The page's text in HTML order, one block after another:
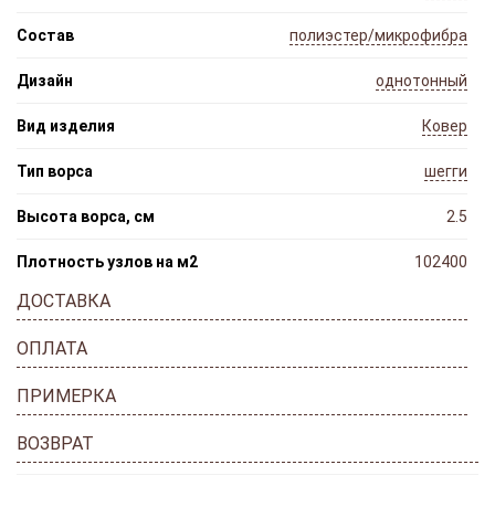
Состав полиэстер/микрофибра
Дизайн однотонный
Вид изделия Ковер
Тип ворса шегги
Высота ворса, см 2.5
Плотность узлов на м2 102400
ДОСТАВКА
ОПЛАТА
ПРИМЕРКА
ВОЗВРАТ